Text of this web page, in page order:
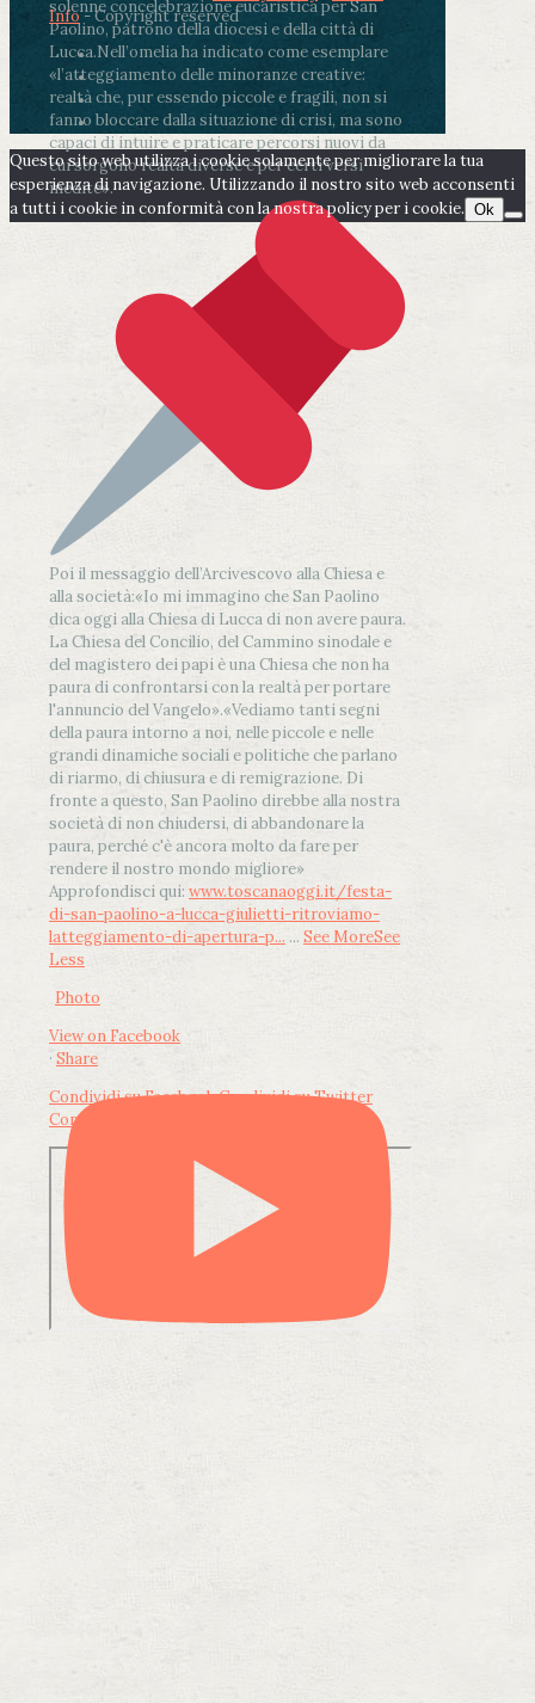
solenne concelebrazione eucaristica per San
Paolino, patrono della diocesi e della città di
Lucca.Nell’omelia ha indicato come esemplare
«l’atteggiamento delle minoranze creative:
realtà che, pur essendo piccole e fragili, non si
fanno bloccare dalla situazione di crisi, ma sono
capaci di intuire e praticare percorsi nuovi da
cui sorgono realtà diverse e per certi versi
inedite».
Poi il messaggio dell’Arcivescovo alla Chiesa e
alla società:«Io mi immagino che San Paolino
dica oggi alla Chiesa di Lucca di non avere paura.
La Chiesa del Concilio, del Cammino sinodale e
del magistero dei papi è una Chiesa che non ha
paura di confrontarsi con la realtà per portare
l'annuncio del Vangelo».«Vediamo tanti segni
della paura intorno a noi, nelle piccole e nelle
grandi dinamiche sociali e politiche che parlano
di riarmo, di chiusura e di remigrazione. Di
fronte a questo, San Paolino direbbe alla nostra
società di non chiudersi, di abbandonare la
paura, perché c'è ancora molto da fare per
rendere il nostro mondo migliore»
Approfondisci qui: www.toscanaoggi.it/festa-
di-san-paolino-a-lucca-giulietti-ritroviamo-
latteggiamento-di-apertura-p... ... See MoreSee
Less
Photo
View on Facebook
· Share
Condividi su FacebookCondividi su Twitter
Condividi su LinkedIn
Info- Copyright reserved
Questo sito web utilizza i cookie solamente per migliorare la tua
esperienza di navigazione. Utilizzando il nostro sito web acconsenti
a tutti i cookie in conformità con la nostra policy per i cookie. Ok